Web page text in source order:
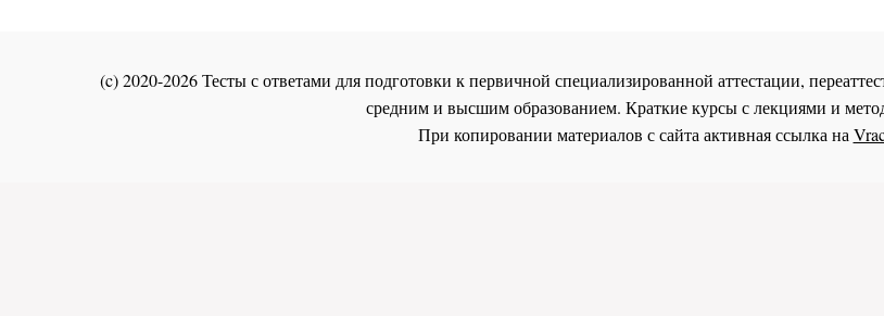
(c) 2020-2026 Тесты с ответами для подготовки к первичной специализированной аттестации,
средним и высшим образованием. Краткие курсы с лекциями и
При копировании материалов с сайта активная ссылка на